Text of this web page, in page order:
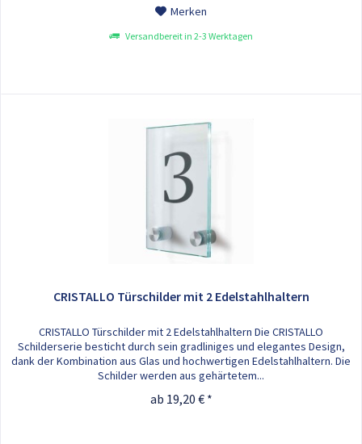
Merken
Versandbereit in 2-3 Werktagen
CRISTALLO Türschilder mit 2 Edelstahlhaltern
CRISTALLO Türschilder mit 2 Edelstahlhaltern Die CRISTALLO
Schilderserie besticht durch sein gradliniges und elegantes Design,
dank der Kombination aus Glas und hochwertigen Edelstahlhaltern. Die
Schilder werden aus gehärtetem...
ab 19,20 € *